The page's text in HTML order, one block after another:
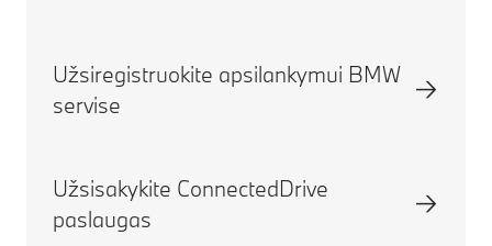
Užsiregistruokite apsilankymui BMW
servise
Užsisakykite ConnectedDrive
paslaugas